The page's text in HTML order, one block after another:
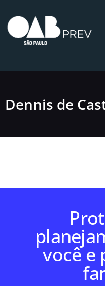
Pular
para
Dennis de
você e